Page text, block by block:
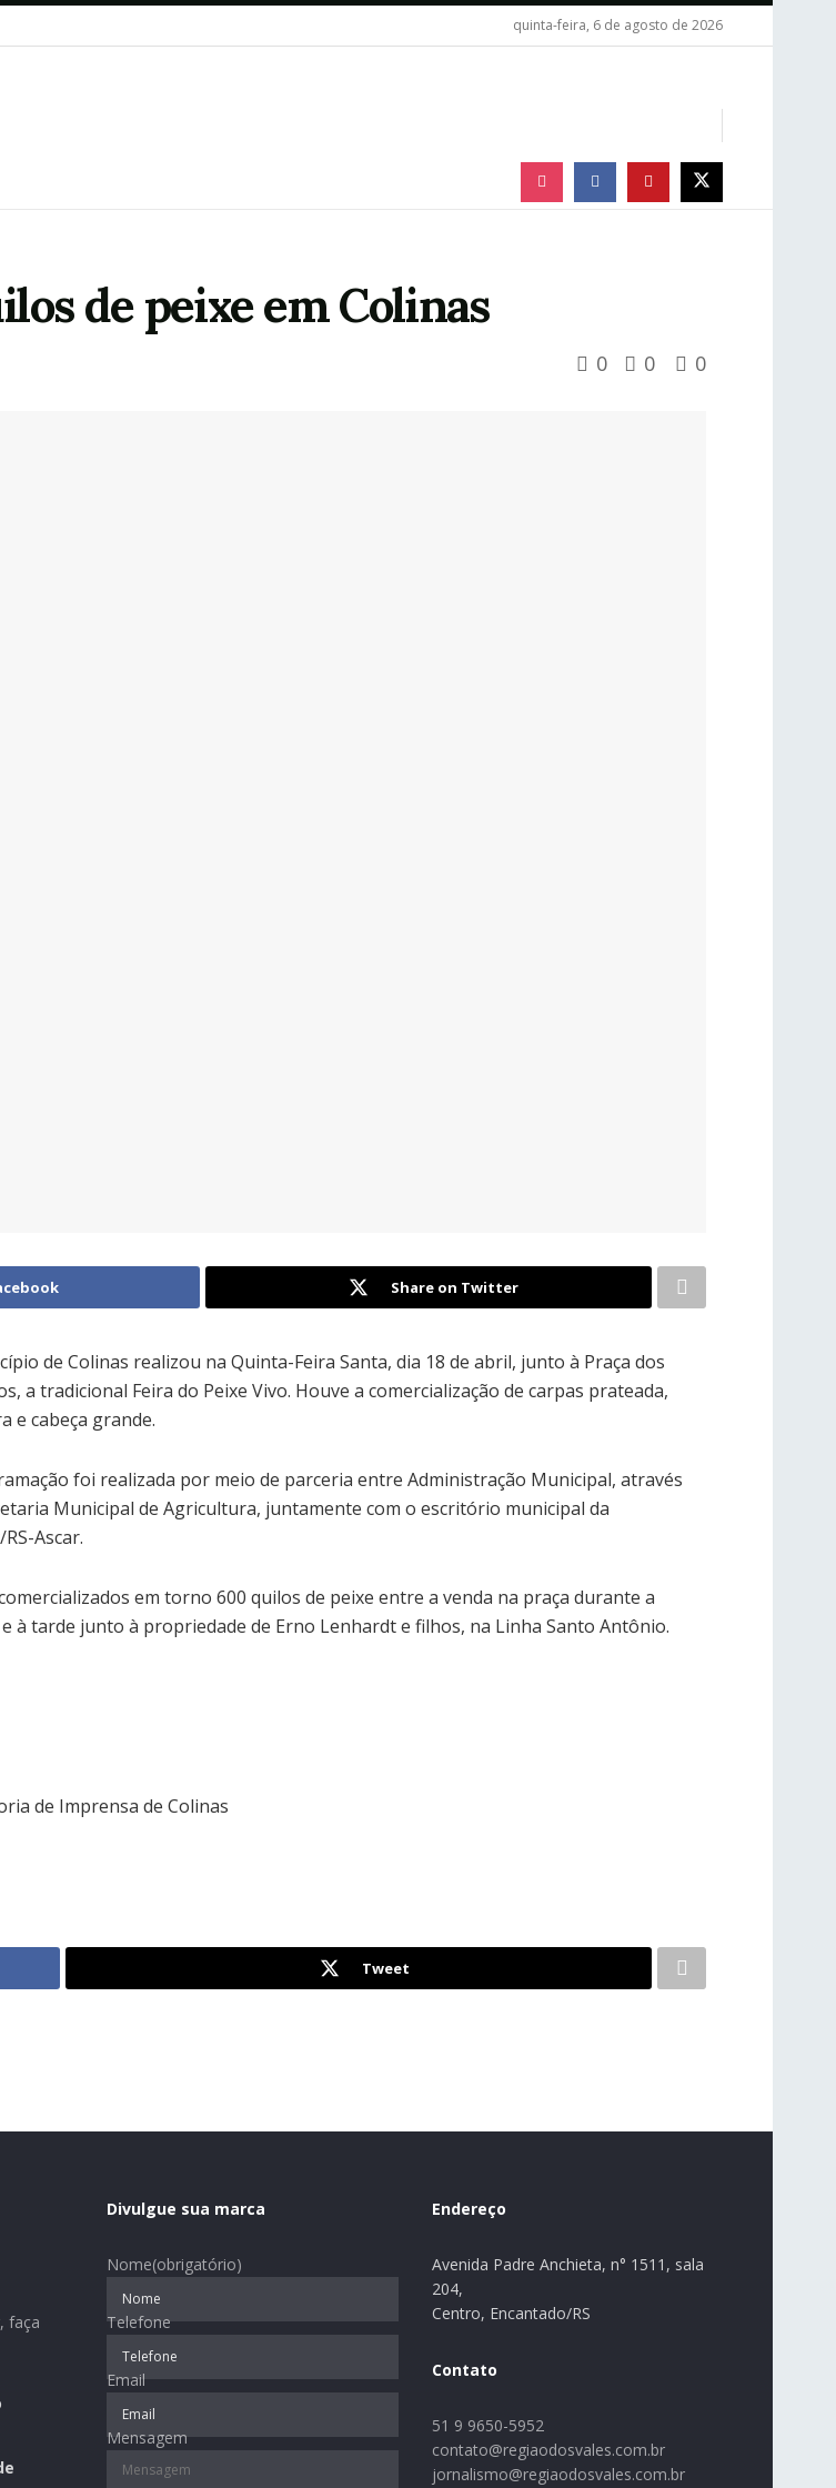
quinta-feira, 6 de agosto de 2026
de peixe em Colinas
0 0 0
Share on Twitter
de Colinas realizou na Quinta-Feira Santa, dia 18 de abril, junto à Praça dos
a tradicional Feira do Peixe Vivo. Houve a comercialização de carpas prateada,
e cabeça grande.
foi realizada por meio de parceria entre Administração Municipal, através
Municipal de Agricultura, juntamente com o escritório municipal da
Ascar.
em torno 600 quilos de peixe entre a venda na praça durante a
à tarde junto à propriedade de Erno Lenhardt e filhos, na Linha Santo Antônio.
de Imprensa de Colinas
Tweet
faça
Divulgue sua marca
Nome(obrigatório)
Telefone
Email
Mensagem
Endereço
Avenida Padre Anchieta, n° 1511, sala
204,
Centro, Encantado/RS
Contato
51 9 9650-5952
contato@regiaodosvales.com.br
jornalismo@regiaodosvales.com.br